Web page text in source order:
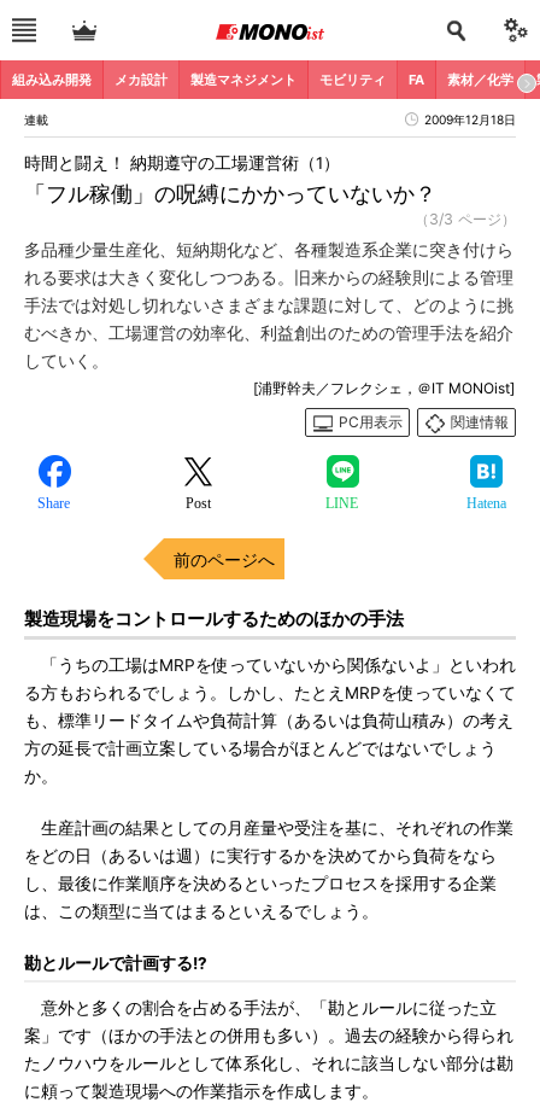
組み込み開発 メカ設計 製造マネジメント モビリティ FA 素材／化学
連載 2009年12月18日
「フル稼働」の呪縛にかかっていないか？
時間と闘え！ 納期遵守の工場運営術（1）
（3/3 ページ）
多品種少量生産化、短納期化など、各種製造系企業に突き付けら
れる要求は大きく変化しつつある。旧来からの経験則による管理
手法では対処し切れないさまざまな課題に対して、どのように挑
むべきか、工場運営の効率化、利益創出のための管理手法を紹介
していく。
[浦野幹夫／フレクシェ，＠IT MONOist]
PC用表示
関連情報
Share Post LINE Hatena
前のページへ
製造現場をコントロールするためのほかの手法
「うちの工場はMRPを使っていないから関係ないよ」といわれ
る方もおられるでしょう。しかし、たとえMRPを使っていなくて
も、標準リードタイムや負荷計算（あるいは負荷山積み）の考え
方の延長で計画立案している場合がほとんどではないでしょう
か。
生産計画の結果としての月産量や受注を基に、それぞれの作業
をどの日（あるいは週）に実行するかを決めてから負荷をなら
し、最後に作業順序を決めるといったプロセスを採用する企業
は、この類型に当てはまるといえるでしょう。
勘とルールで計画する!?
意外と多くの割合を占める手法が、「勘とルールに従った立
案」です（ほかの手法との併用も多い）。過去の経験から得られ
たノウハウをルールとして体系化し、それに該当しない部分は勘
に頼って製造現場への作業指示を作成します。